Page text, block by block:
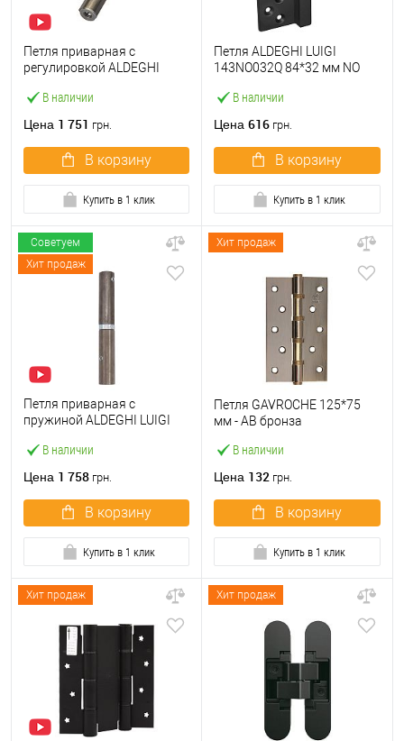
В наличии
Петля приварная с
регулировкой ALDEGHI
Цена 1 751 грн.
В корзину
Купить в 1 клик
В наличии
Петля ALDEGHI LUIGI
143NO032Q 84*32 мм NO
Цена 616 грн.
В корзину
Купить в 1 клик
Советуем
Хит продаж
В наличии
Петля приварная c
пружиной ALDEGHI LUIGI
правая
Цена 1 758 грн.
В корзину
Купить в 1 клик
Хит продаж
В наличии
Петля GAVROCHE 125*75
мм - АВ бронза
Цена 132 грн.
В корзину
Купить в 1 клик
Хит продаж Хит продаж